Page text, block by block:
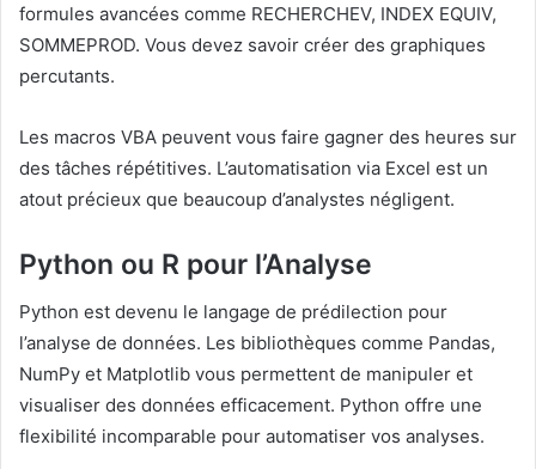
formules avancées comme RECHERCHEV, INDEX EQUIV,
SOMMEPROD. Vous devez savoir créer des graphiques
percutants.
Les macros VBA peuvent vous faire gagner des heures sur
des tâches répétitives. L’automatisation via Excel est un
atout précieux que beaucoup d’analystes négligent.
Python ou R pour l’Analyse
Python est devenu le langage de prédilection pour
l’analyse de données. Les bibliothèques comme Pandas,
NumPy et Matplotlib vous permettent de manipuler et
visualiser des données efficacement. Python offre une
flexibilité incomparable pour automatiser vos analyses.